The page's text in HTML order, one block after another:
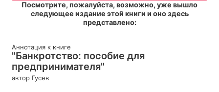
Посмотрите, пожалуйста, возможно, уже вышло
следующее издание этой книги и оно здесь
представлено:
Аннотация к книге
"Банкротство: пособие для
предпринимателя"
автор Гусев